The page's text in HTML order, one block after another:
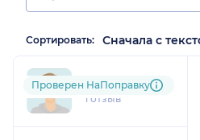
Сортировать:
niz....@....com
1 отзыв
Проверен НаПоправку